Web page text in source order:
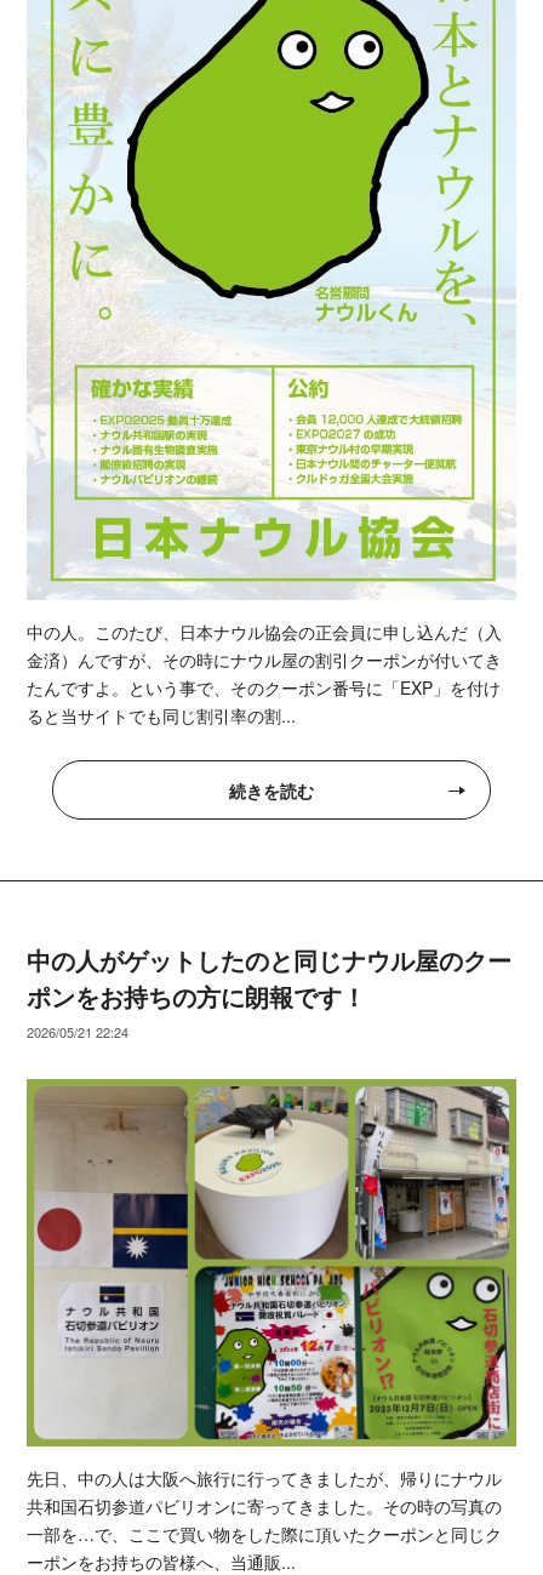
中の人。このたび、日本ナウル協会の正会員に申し込んだ（入
金済）んですが、その時にナウル屋の割引クーポンが付いてき
たんですよ。という事で、そのクーポン番号に「EXP」を付け
ると当サイトでも同じ割引率の割...
続きを読む
中の人がゲットしたのと同じナウル屋のクー
ポンをお持ちの方に朗報です！
2026/05/21 22:24
先日、中の人は大阪へ旅行に行ってきましたが、帰りにナウル
共和国石切参道パビリオンに寄ってきました。その時の写真の
一部を…で、ここで買い物をした際に頂いたクーポンと同じク
ーポンをお持ちの皆様へ、当通販...